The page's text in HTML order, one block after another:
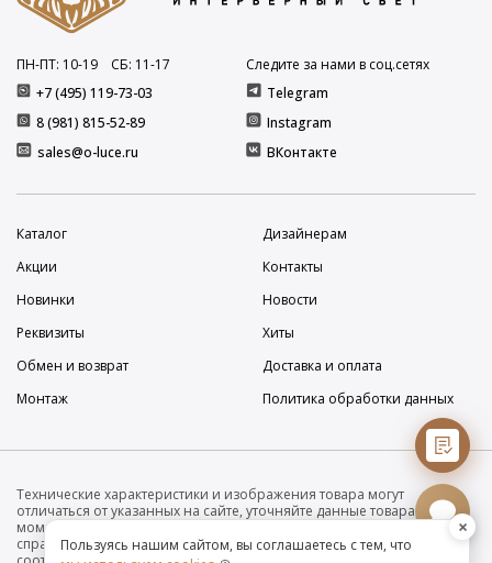
+7 (495) 119-73-03
8 (981) 815-52-89
ПН-ПТ: 10-19 СБ: 11-17
sales@o-luce.ru
Следите за нами в соц.сетях
Telegram
Instagram
ВКонтакте
Каталог
Дизайнерам
Акции
Контакты
Новинки
Новости
Реквизиты
Хиты
Обмен и возврат
Доставка и оплата
Монтаж
Политика обработки данных
Технические характеристики и изображения товара могут
отличаться от указанных на сайте, уточняйте данные товара на
момент покупки и оплаты. Вся информация на сайте о товарах носит
справочный характер и не является публичной офертой в
Пользуясь нашим сайтом, вы соглашаетесь с тем, что
×